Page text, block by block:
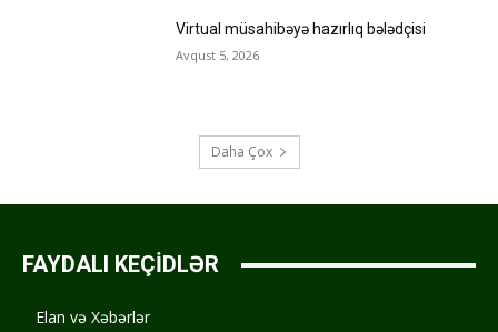
Virtual müsahibəyə hazırlıq bələdçisi
Avqust 5, 2026
Daha Çox
FAYDALI KEÇİDLƏR
Elan və Xəbərlər